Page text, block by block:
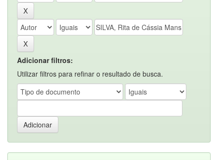
Adicionar filtros:
Utilizar filtros para refinar o resultado de busca.